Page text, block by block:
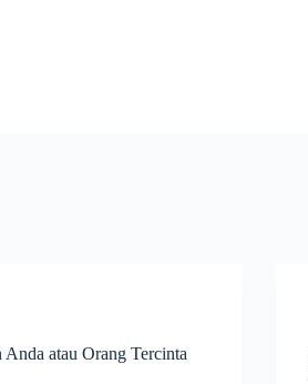
Anda atau Orang Tercinta